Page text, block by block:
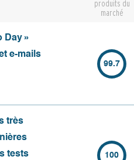
produits du
marché
Day »
e-mails
99.7
très
tests
100